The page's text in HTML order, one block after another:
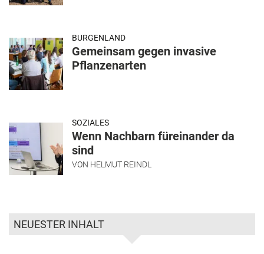
BURGENLAND
Gemeinsam gegen invasive
Pflanzenarten
SOZIALES
Wenn Nachbarn füreinander da
sind
VON HELMUT REINDL
NEUESTER INHALT